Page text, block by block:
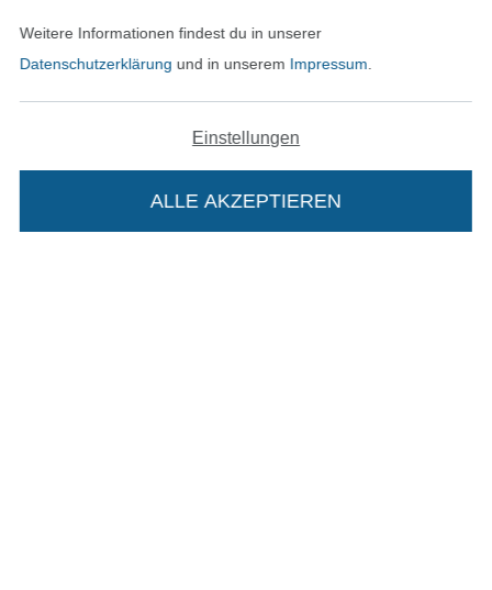
In deinen Warenkorb
Impressum
Datenschutz
Widerrufsrecht
Weitere Informationen findest du in unserer
Datenschutzerklärung und in unserem Impressum
Einstellungen
ALLE AKZEPTIEREN